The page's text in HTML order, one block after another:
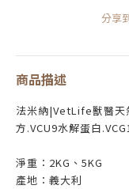
分享
商品描述
法米納|VetLife獸醫天
方.VCU9水解蛋白
淨重：2KG、5KG
產地：義大利